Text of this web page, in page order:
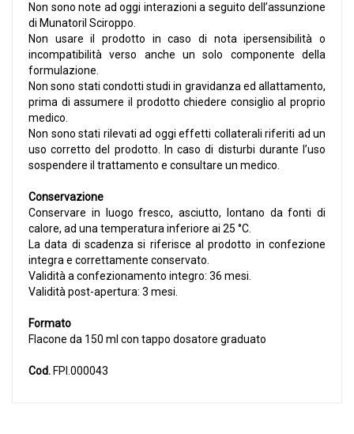
Non sono note ad oggi interazioni a seguito dell’assunzione
di Munatoril Sciroppo.
Non usare il prodotto in caso di nota ipersensibilità o
incompatibilità verso anche un solo componente della
formulazione.
Non sono stati condotti studi in gravidanza ed allattamento,
prima di assumere il prodotto chiedere consiglio al proprio
medico.
Non sono stati rilevati ad oggi effetti collaterali riferiti ad un
uso corretto del prodotto. In caso di disturbi durante l’uso
sospendere il trattamento e consultare un medico.
Conservazione
Conservare in luogo fresco, asciutto, lontano da fonti di
calore, ad una temperatura inferiore ai 25 °C.
La data di scadenza si riferisce al prodotto in confezione
integra e correttamente conservato.
Validità a confezionamento integro: 36 mesi.
Validità post-apertura: 3 mesi.
Formato
Flacone da 150 ml con tappo dosatore graduato
Cod. FPI.000043